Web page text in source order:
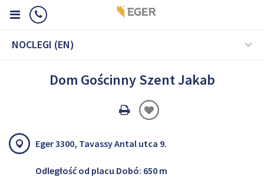
NOCLEGI (EN)
Dom Gościnny Szent Jakab
Oldal
Eger 3300, Tavassy Antal utca 9.
Odległość od placu Dobó: 650 m